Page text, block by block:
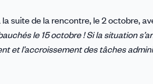
suite de la rencontre, le 2 octobre,
le 15 octobre ! Si la situation
et l’accroissement des tâches